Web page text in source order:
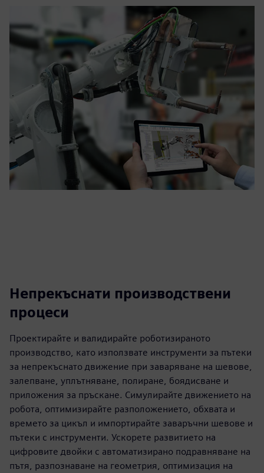
Непрекъснати производствени
процеси
Проектирайте и валидирайте роботизираното
производство, като използвате инструменти за пътеки
за непрекъснато движение при заваряване на шевове,
залепване, уплътняване, полиране, боядисване и
приложения за пръскане. Симулирайте движението на
робота, оптимизирайте разположението, обхвата и
времето за цикъл и импортирайте заваръчни шевове и
пътеки с инструменти. Ускорете развитието на
цифровите двойки с автоматизирано подравняване на
пътя, разпознаване на геометрия, оптимизация на